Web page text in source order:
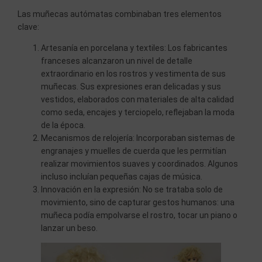
Las muñecas autómatas combinaban tres elementos
clave:
Artesanía en porcelana y textiles: Los fabricantes
franceses alcanzaron un nivel de detalle
extraordinario en los rostros y vestimenta de sus
muñecas. Sus expresiones eran delicadas y sus
vestidos, elaborados con materiales de alta calidad
como seda, encajes y terciopelo, reflejaban la moda
de la época.
Mecanismos de relojería: Incorporaban sistemas de
engranajes y muelles de cuerda que les permitían
realizar movimientos suaves y coordinados. Algunos
incluso incluían pequeñas cajas de música.
Innovación en la expresión: No se trataba solo de
movimiento, sino de capturar gestos humanos: una
muñeca podía empolvarse el rostro, tocar un piano o
lanzar un beso.